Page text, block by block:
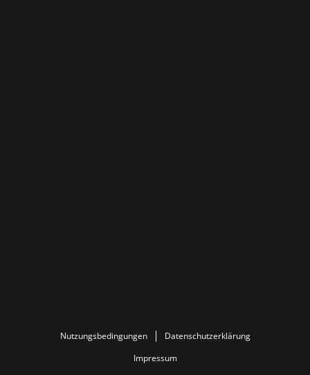
Nutzungsbedingungen
Datenschutzerklärung
Impressum